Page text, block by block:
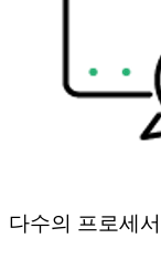
다수의 프로세